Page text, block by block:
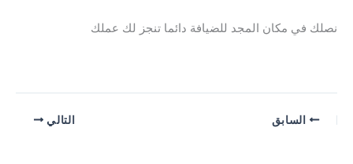
نصلك في مكان المجد للضيافة دائما تنجز لك عملك
السابق التالي